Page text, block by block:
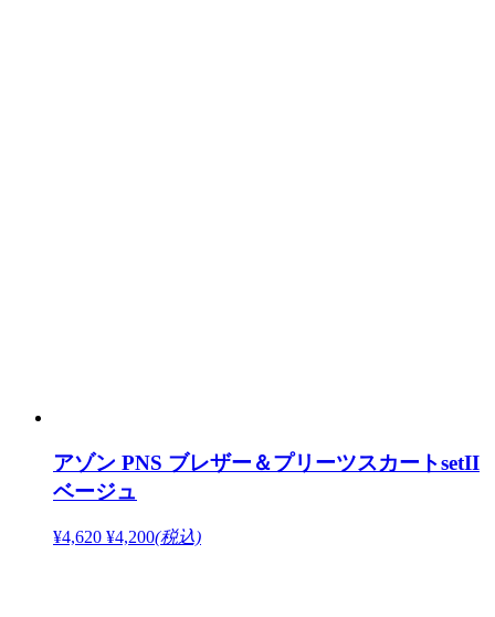
アゾン PNS ブレザー＆プリーツスカートsetII
ベージュ
¥4,620 ¥4,200(税込)